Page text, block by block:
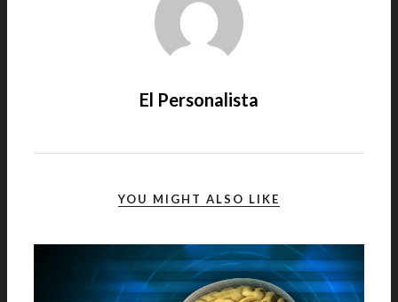
El Personalista
YOU MIGHT ALSO LIKE